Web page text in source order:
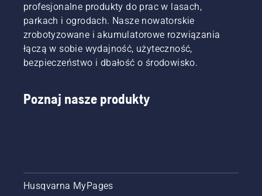
profesjonalne produkty do prac w lasach,
parkach i ogrodach. Nasze nowatorskie
zrobotyzowane i akumulatorowe rozwiązania
łączą w sobie wydajność, użyteczność,
bezpieczeństwo i dbałość o środowisko.
Poznaj nasze produkty
Husqvarna MyPages